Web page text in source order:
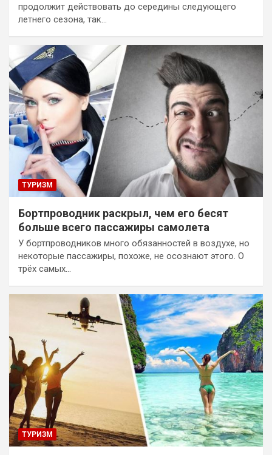
продолжит действовать до середины следующего
летнего сезона, так…
ТУРИЗМ
Бортпроводник раскрыл, чем его бесят
больше всего пассажиры самолета
У бортпроводников много обязанностей в воздухе, но
некоторые пассажиры, похоже, не осознают этого. О
трёх самых…
ТУРИЗМ